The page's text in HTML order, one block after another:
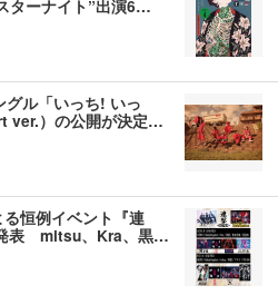
ターナイト”出演6…
グル「いっち! いっ
ver.）の公開が決定…
恒例イベント『連
表 mitsu、Kra、黒…